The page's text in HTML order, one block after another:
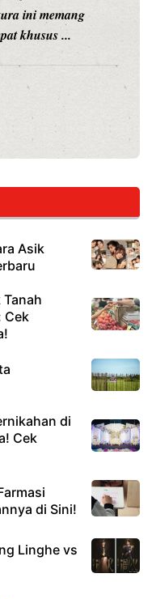
ini memang
khusus ...
Asik
Cek
di
Cek
di Sini!
Linghe vs